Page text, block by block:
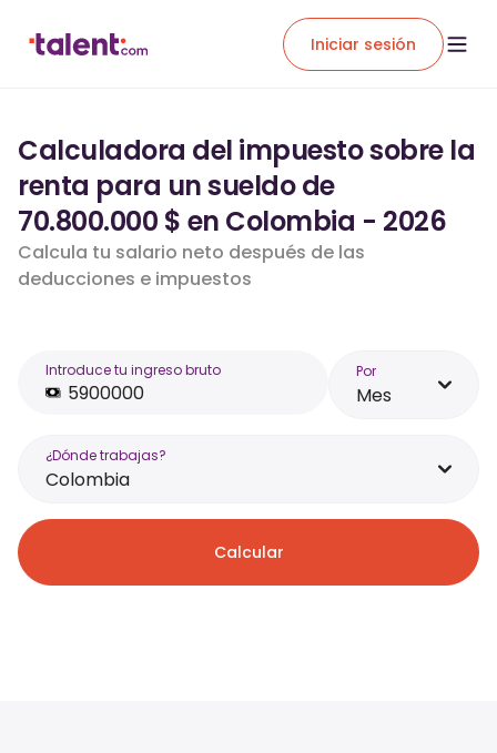
Iniciar sesión
Calculadora del impuesto sobre la
renta para un sueldo de
70.800.000 $ en Colombia - 2026
Calcula tu salario neto después de las
deducciones e impuestos
Introduce tu ingreso bruto Por
Mes
¿Dónde trabajas?
Colombia
Calcular